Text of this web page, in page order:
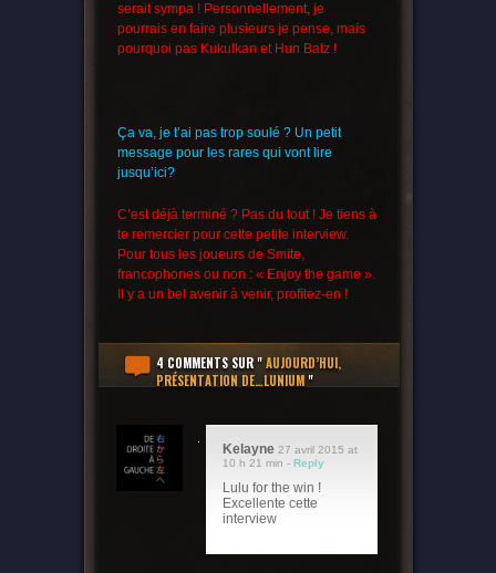
serait sympa ! Personnellement, je
pourrais en faire plusieurs je pense, mais
pourquoi pas Kukulkan et Hun Batz !
Ça va, je t’ai pas trop soulé ? Un petit
message pour les rares qui vont lire
jusqu’ici?
C’est déjà terminé ? Pas du tout ! Je tiens à
te remercier pour cette petite interview.
Pour tous les joueurs de Smite,
francophones ou non : « Enjoy the game ».
Il y a un bel avenir à venir, profitez-en !
4 COMMENTS SUR "AUJOURD’HUI,
PRÉSENTATION DE…LUNIUM"
Kelayne 27 avril 2015 at
10 h 21 min - Reply
Lulu for the win !
Excellente cette
interview